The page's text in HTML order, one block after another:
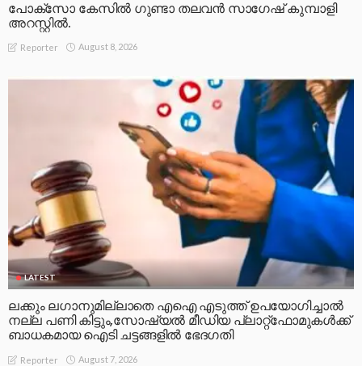
പോക്സോ കേസിൽ ഗുണ്ടാ തലവൻ സാഗേഷ് കുമ്പാളി
അറസ്റ്റിൽ.
Reporter August 8, 2026
LATEST
ലക്കും ലഗാനുമില്ലാതെ എഐ എടുത്ത് ഉപയോഗിച്ചാല്‍
നല്ല പണി കിട്ടും,സോഷ്യല്‍ മീഡിയ പ്ലാറ്റ്‌ഫോമുകള്‍ക്ക്
ബാധകമായ ഐടി ചട്ടങ്ങളില്‍ ഭേദഗതി
Reporter August 7, 2026